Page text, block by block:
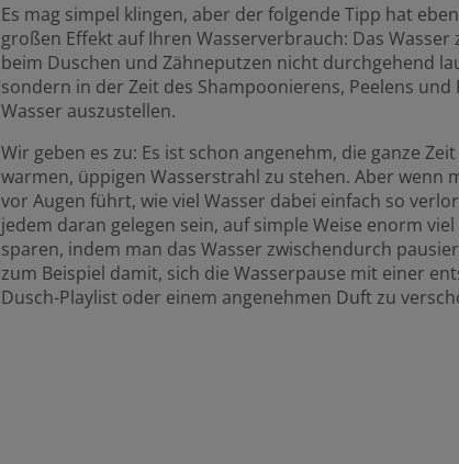
Es mag simpel klingen, aber der folgende Tipp hat
großen Effekt auf Ihren Wasserverbrauch: Das Wasser
beim Duschen und Zähneputzen nicht durchgehend
sondern in der Zeit des Shampoonierens, Peelens und
Wasser auszustellen.
Wir geben es zu: Es ist schon angenehm, die ganze
warmen, üppigen Wasserstrahl zu stehen. Aber wenn
vor Augen führt, wie viel Wasser dabei einfach so
jedem daran gelegen sein, auf simple Weise enorm viel
sparen, indem man das Wasser zwischendurch
zum Beispiel damit, sich die Wasserpause mit einer
Dusch-Playlist oder einem angenehmen Duft zu